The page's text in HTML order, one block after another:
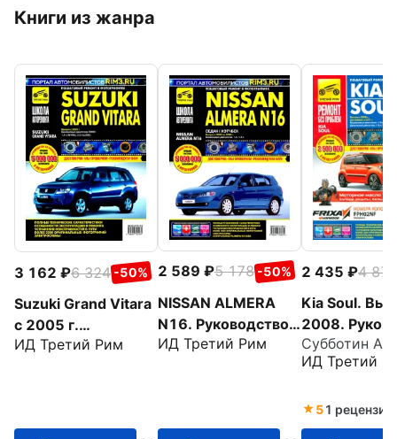
Книги из жанра
3 162 6 324 -50%
Suzuki Grand Vitara
c 2005 г.
Руководство по
ремонту
ИД Третий Рим
2 589 5 178 -50%
NISSAN ALMERA
N16. Руководство
по эксплуатации,
ИД Третий Рим
2 435
4 870
Kia Soul.
2008.
по
ремонту
Субботин А.
ИД Третий
51 рецензия